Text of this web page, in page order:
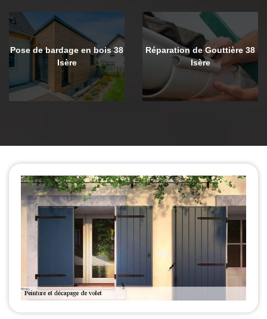
Pose de bardage en bois 38
Isère
Réparation de Gouttière 38
Isère